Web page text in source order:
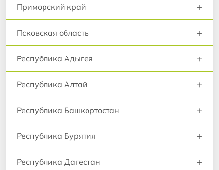
Приморский край +
Псковская область +
Республика Адыгея +
Республика Алтай +
Республика Башкортостан +
Республика Бурятия +
Республика Дагестан +